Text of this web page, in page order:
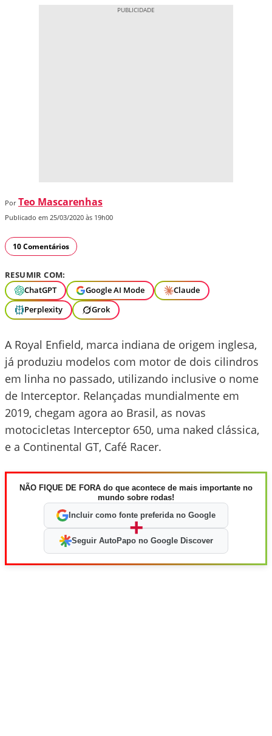
Por Teo Mascarenhas
Publicado em 25/03/2020 às 19h00
10 Comentários
RESUMIR COM:
ChatGPT
Google AI Mode
Claude
Perplexity
Grok
A Royal Enfield, marca indiana de origem inglesa,
já produziu modelos com motor de dois cilindros
em linha no passado, utilizando inclusive o nome
de Interceptor. Relançadas mundialmente em
2019, chegam agora ao Brasil, as novas
motocicletas Interceptor 650, uma naked clássica,
e a Continental GT, Café Racer.
NÃO FIQUE DE FORA do que acontece de mais importante no
mundo sobre rodas!
Incluir como fonte preferida no Google
+
Seguir AutoPapo no Google Discover